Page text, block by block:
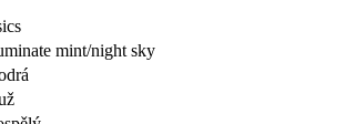
mint/night sky